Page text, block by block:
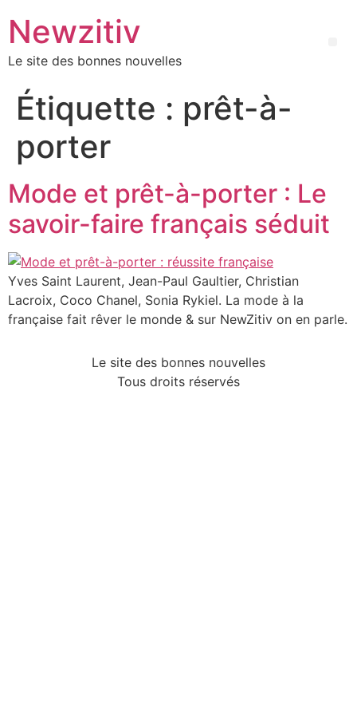
Newzitiv
Le site des bonnes nouvelles
Étiquette : prêt-à-
porter
Mode et prêt-à-porter : Le
savoir-faire français séduit
Yves Saint Laurent, Jean-Paul Gaultier, Christian
Lacroix, Coco Chanel, Sonia Rykiel. La mode à la
française fait rêver le monde & sur NewZitiv on en parle.
Le site des bonnes nouvelles
Tous droits réservés